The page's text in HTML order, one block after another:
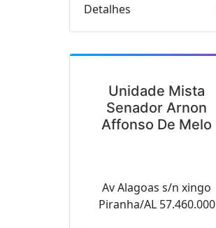
Detalhes
Unidade Mista
Senador Arnon
Affonso De Melo
Av Alagoas s/n xingo
Piranha/AL 57.460.000